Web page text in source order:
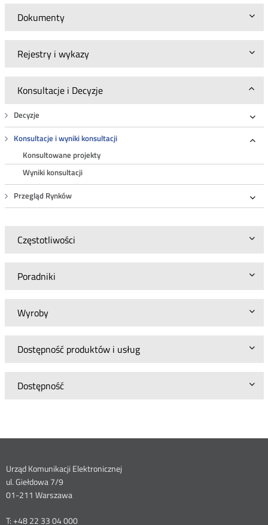
Dokumenty
Rejestry i wykazy
Konsultacje i Decyzje
Decyzje
Konsultacje i wyniki konsultacji
Konsultowane projekty
Wyniki konsultacji
Przegląd Rynków
Częstotliwości
Poradniki
Wyroby
Dostępność produktów i usług
Dostępność
Dane
kontaktowe
Urząd Komunikacji Elektronicznej
ul. Giełdowa 7/9
01-211 Warszawa
T: +48 22 33 04 000